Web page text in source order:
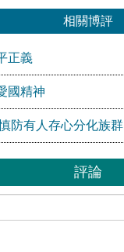
相關博評
正義
國精神
防有人存心分化族群
評論